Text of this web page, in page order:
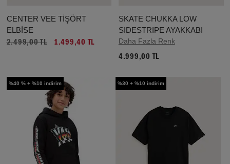
CENTER VEE TİŞÖRT
ELBİSE
2.499,00 TL 1.499,40 TL
SKATE CHUKKA LOW
SIDESTRIPE AYAKKABI
Daha Fazla Renk
4.999,00 TL
%40 % + %10 indirim %30 + %10 indirim